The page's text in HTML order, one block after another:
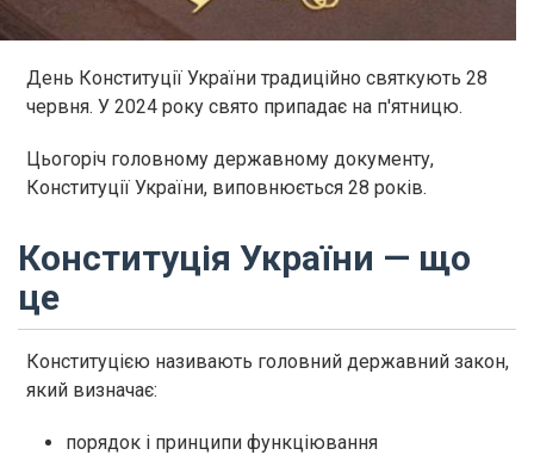
День Конституції України традиційно святкують 28
червня. У 2024 року свято припадає на п'ятницю.
Цьогоріч головному державному документу,
Конституції України, виповнюється 28 років.
Конституція України — що
це
Конституцією називають головний державний закон,
який визначає:
порядок і принципи функціювання